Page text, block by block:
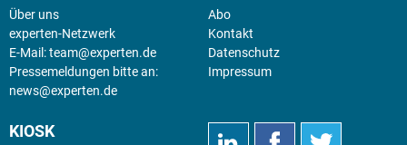
Über uns
experten-Netzwerk
E-Mail:team@experten.de
Pressemeldungen bitte an:
news@experten.de
Abo
Kontakt
Datenschutz
Impressum
KIOSK